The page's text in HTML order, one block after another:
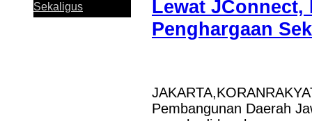
Sekaligus
Lewat
Penghargaan
Pembangunan Daerah